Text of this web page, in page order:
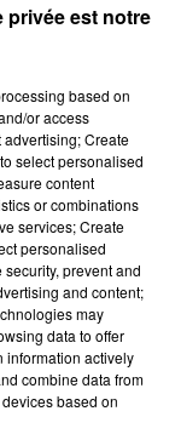
DRIVE
(18/05)
privée est notre
based on
or access
Create
select personalised
content
or combinations
services; Create
personalised
prevent and
and content;
may
data to offer
information actively
combine data from
based on